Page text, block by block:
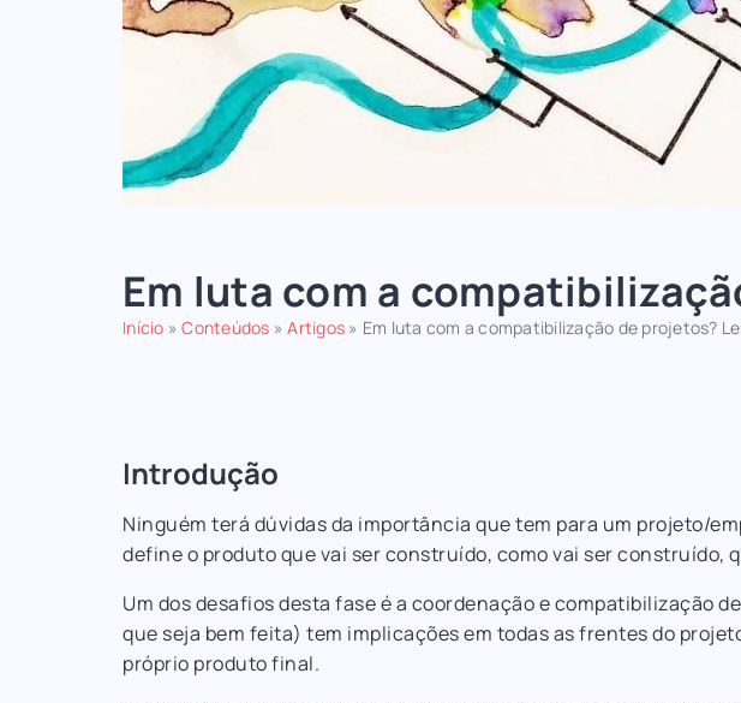
Em luta com a
Início »Conteúdos »Artigos » Em luta com a compatibilização de projetos?
Introdução
Ninguém terá dúvidas da importância que tem para um projeto/
define o produto que vai ser construído, como vai ser construído,
Um dos desafios desta fase é a coordenação e compatibilização
que seja bem feita) tem implicações em todas as frentes do
próprio produto final.